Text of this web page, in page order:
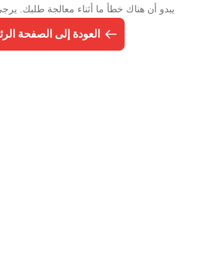
يبدو أن هناك خطأ ما أثناء معالجة طلبك.
العودة إلى الصفحة